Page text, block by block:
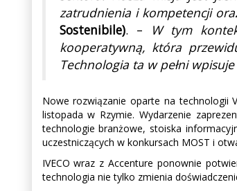
zatrudnienia i kompetencji
Sostenibile). –
W tym
kooperatywną, która
Technologia ta w pełni
Nowe rozwiązanie oparte na technologii
listopada w Rzymie. Wydarzenie
technologie branżowe, stoiska
uczestniczących w konkursach MOST i
IVECO wraz z Accenture ponownie
technologia nie tylko zmienia